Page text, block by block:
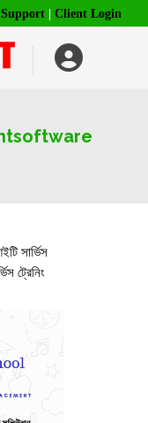
Support Client Login
সার্ভিস
ট্রেনিং